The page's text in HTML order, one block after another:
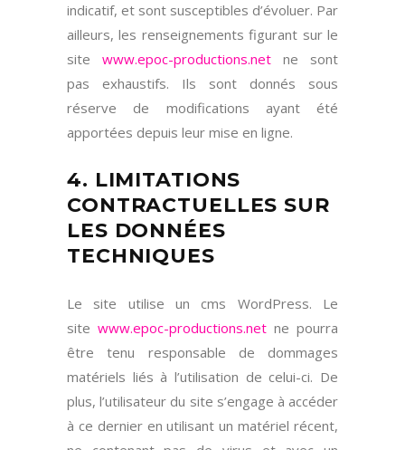
indicatif, et sont susceptibles d’évoluer. Par
ailleurs, les renseignements figurant sur le
site www.epoc-productions.net ne sont
pas exhaustifs. Ils sont donnés sous
réserve de modifications ayant été
apportées depuis leur mise en ligne.
4. LIMITATIONS
CONTRACTUELLES SUR
LES DONNÉES
TECHNIQUES
Le site utilise un cms WordPress. Le
site www.epoc-productions.net ne pourra
être tenu responsable de dommages
matériels liés à l’utilisation de celui-ci. De
plus, l’utilisateur du site s’engage à accéder
à ce dernier en utilisant un matériel récent,